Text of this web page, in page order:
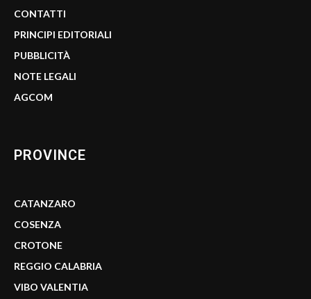
CONTATTI
PRINCIPI EDITORIALI
PUBBLICITÀ
NOTE LEGALI
AGCOM
PROVINCE
CATANZARO
COSENZA
CROTONE
REGGIO CALABRIA
VIBO VALENTIA